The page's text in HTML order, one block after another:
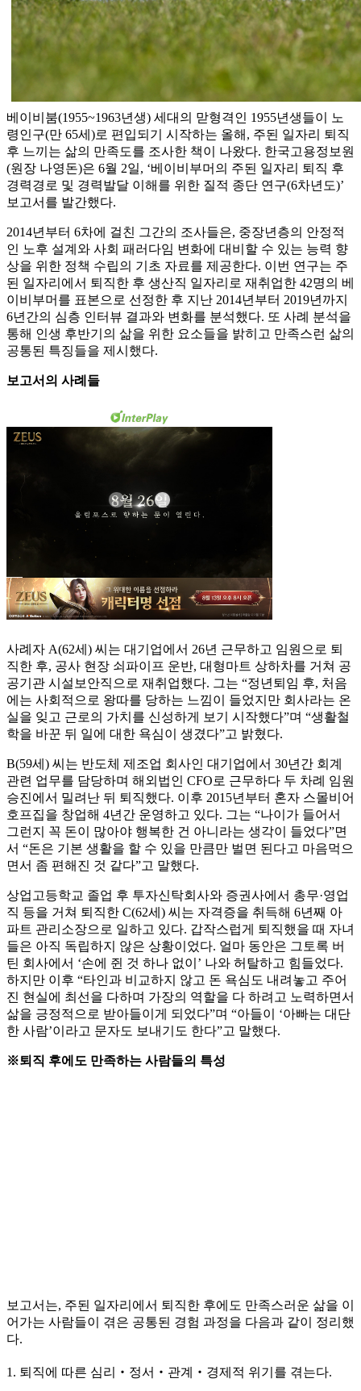
베이비붐(1955~1963년생) 세대의 맏형격인 1955년생들이 노
령인구(만 65세)로 편입되기 시작하는 올해, 주된 일자리 퇴직
후 느끼는 삶의 만족도를 조사한 책이 나왔다. 한국고용정보원
(원장 나영돈)은 6월 2일, ‘베이비부머의 주된 일자리 퇴직 후
경력경로 및 경력발달 이해를 위한 질적 종단 연구(6차년도)’
보고서를 발간했다.
2014년부터 6차에 걸친 그간의 조사들은, 중장년층의 안정적
인 노후 설계와 사회 패러다임 변화에 대비할 수 있는 능력 향
상을 위한 정책 수립의 기초 자료를 제공한다. 이번 연구는 주
된 일자리에서 퇴직한 후 생산직 일자리로 재취업한 42명의 베
이비부머를 표본으로 선정한 후 지난 2014년부터 2019년까지
6년간의 심층 인터뷰 결과와 변화를 분석했다. 또 사례 분석을
통해 인생 후반기의 삶을 위한 요소들을 밝히고 만족스런 삶의
공통된 특징들을 제시했다.
보고서의 사례들
사례자 A(62세) 씨는 대기업에서 26년 근무하고 임원으로 퇴
직한 후, 공사 현장 쇠파이프 운반, 대형마트 상하차를 거쳐 공
공기관 시설보안직으로 재취업했다. 그는 “정년퇴임 후, 처음
에는 사회적으로 왕따를 당하는 느낌이 들었지만 회사라는 온
실을 잊고 근로의 가치를 신성하게 보기 시작했다”며 “생활철
학을 바꾼 뒤 일에 대한 욕심이 생겼다”고 밝혔다.
B(59세) 씨는 반도체 제조업 회사인 대기업에서 30년간 회계
관련 업무를 담당하며 해외법인 CFO로 근무하다 두 차례 임원
승진에서 밀려난 뒤 퇴직했다. 이후 2015년부터 혼자 스몰비어
호프집을 창업해 4년간 운영하고 있다. 그는 “나이가 들어서
그런지 꼭 돈이 많아야 행복한 건 아니라는 생각이 들었다”면
서 “돈은 기본 생활을 할 수 있을 만큼만 벌면 된다고 마음먹으
면서 좀 편해진 것 같다”고 말했다.
상업고등학교 졸업 후 투자신탁회사와 증권사에서 총무·영업
직 등을 거쳐 퇴직한 C(62세) 씨는 자격증을 취득해 6년째 아
파트 관리소장으로 일하고 있다. 갑작스럽게 퇴직했을 때 자녀
들은 아직 독립하지 않은 상황이었다. 얼마 동안은 그토록 버
틴 회사에서 ‘손에 쥔 것 하나 없이’ 나와 허탈하고 힘들었다.
하지만 이후 “타인과 비교하지 않고 돈 욕심도 내려놓고 주어
진 현실에 최선을 다하며 가장의 역할을 다 하려고 노력하면서
삶을 긍정적으로 받아들이게 되었다”며 “아들이 ‘아빠는 대단
한 사람’이라고 문자도 보내기도 한다”고 말했다.
※퇴직 후에도 만족하는 사람들의 특성
보고서는, 주된 일자리에서 퇴직한 후에도 만족스러운 삶을 이
어가는 사람들이 겪은 공통된 경험 과정을 다음과 같이 정리했
다.
1. 퇴직에 따른 심리‧정서‧관계‧경제적 위기를 겪는다.